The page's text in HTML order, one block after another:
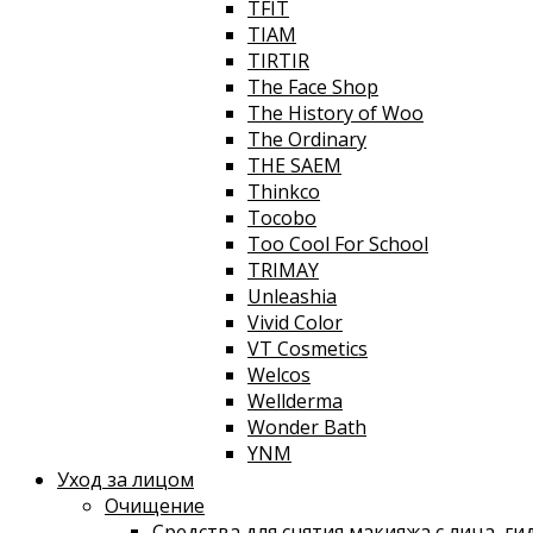
TFIT
TIAM
TIRTIR
The Face Shop
The History of Woo
The Ordinary
THE SAEM
Thinkco
Tocobo
Too Cool For School
TRIMAY
Unleashia
Vivid Color
VT Cosmetics
Welcos
Wellderma
Wonder Bath
YNM
Уход за лицом
Очищение